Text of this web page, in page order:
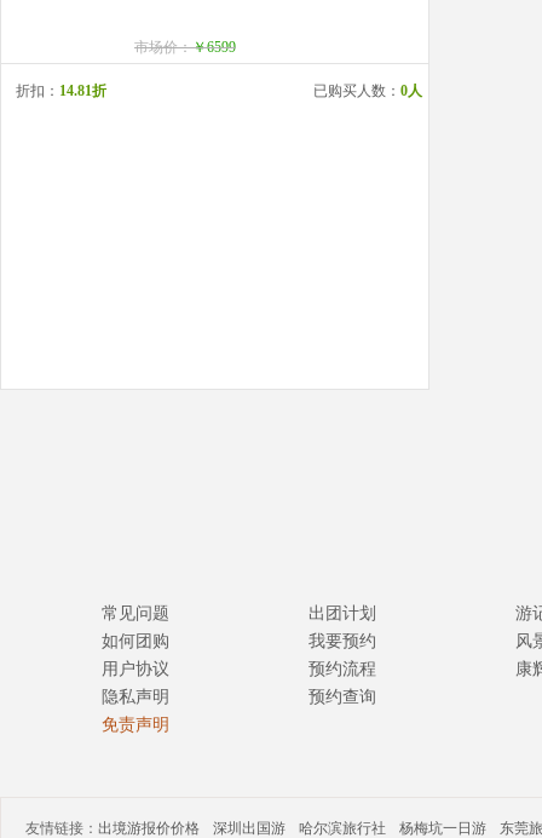
市场价：￥6599
折扣： 14.81折 已购买人数： 0人
常见问题
如何团购
用户协议
隐私声明
免责声明
出团计划
我要预约
预约流程
预约查询
游
风
康
友情链接： 出境游报价价格 深圳出国游 哈尔滨旅行社 杨梅坑一日游 东莞